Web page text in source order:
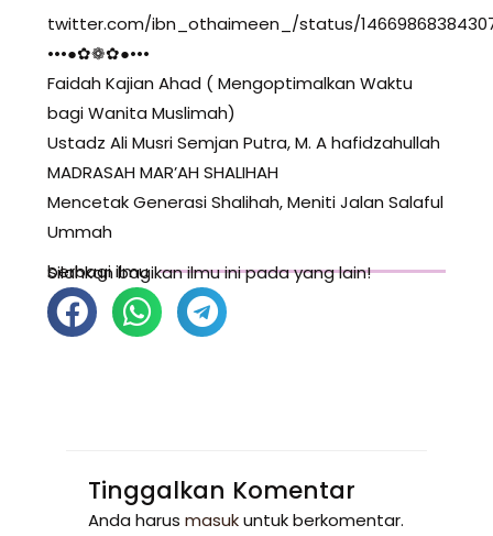
twitter.com/ibn_othaimeen_/status/
•••●✿❁✿●•••
Faidah Kajian Ahad ( Mengoptimalkan Waktu
bagi Wanita Muslimah)
Ustadz Ali Musri Semjan Putra, M. A hafidzahullah
MADRASAH MAR’AH SHALIHAH
Mencetak Generasi Shalihah, Meniti Jalan Salaful
Ummah
berbagi ilmu
Silahkan bagikan ilmu ini pada yang lain!
Tinggalkan Komentar
Anda harus masukuntuk berkomentar.